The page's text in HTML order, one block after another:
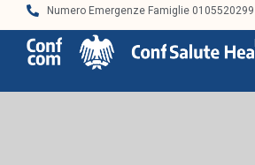
Numero Emergenze Famiglie 0105520299